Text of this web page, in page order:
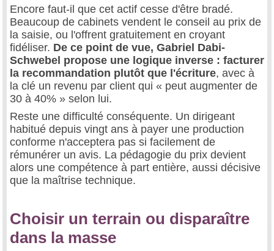
Encore faut-il que cet actif cesse d'être bradé.
Beaucoup de cabinets vendent le conseil au prix de
la saisie, ou l'offrent gratuitement en croyant
fidéliser. De ce point de vue, Gabriel Dabi-
Schwebel propose une logique inverse : facturer
la recommandation plutôt que l'écriture, avec à
la clé un revenu par client qui « peut augmenter de
30 à 40% » selon lui.
Reste une difficulté conséquente. Un dirigeant
habitué depuis vingt ans à payer une production
conforme n'acceptera pas si facilement de
rémunérer un avis. La pédagogie du prix devient
alors une compétence à part entière, aussi décisive
que la maîtrise technique.
Choisir un terrain ou disparaître
dans la masse